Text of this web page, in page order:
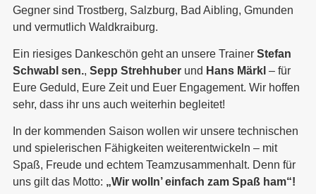
Gegner sind Trostberg, Salzburg, Bad Aibling, Gmunden
und vermutlich Waldkraiburg.
Ein riesiges Dankeschön geht an unsere Trainer Stefan
Schwabl sen., Sepp Strehhuberund Hans Märkl – für
Eure Geduld, Eure Zeit und Euer Engagement. Wir hoffen
sehr, dass ihr uns auch weiterhin begleitet!
In der kommenden Saison wollen wir unsere technischen
und spielerischen Fähigkeiten weiterentwickeln – mit
Spaß, Freude und echtem Teamzusammenhalt. Denn für
uns gilt das Motto: „Wir wolln’ einfach zam Spaß ham“!